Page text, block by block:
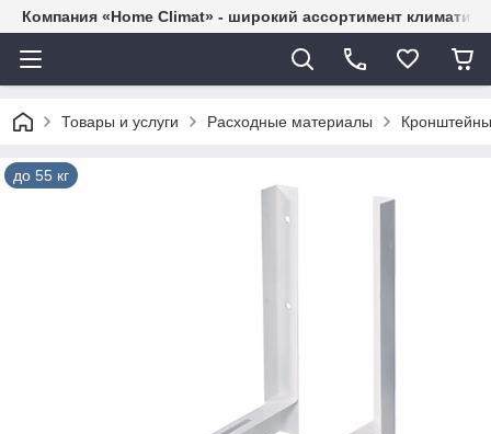
Компания «Home Climat» - широкий ассортимент
Товары и услуги Расходные материалы Кронштейны
до 55 кг